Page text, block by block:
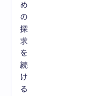
め
の
探
求
を
続
け
る